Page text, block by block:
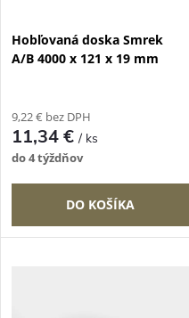
e
p
o
d
u
p
r
o
d
k
Hobľovaná doska Smrek
A/B 4000 x 121 x 19 mm
9,22 € bez DPH
11,34 €/ ks
do 4 týždňov
DO KOŠÍKA